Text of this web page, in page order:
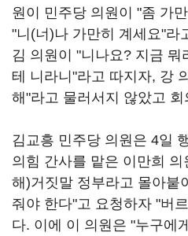
원이 민주당 의원이 "좀 가
"니(너)나 가만히 계세요"라
김 의원이 "니나요? 지금
테 니라니"라고 따지자, 강
해"라고 물러서지 않았고
김교흥 민주당 의원은 4일
의힘 간사를 맡은 이만희 의
해)거짓말 정부라고 몰아붙
줘야 한다"고 요청하자 "버
다. 이에 이 의원은 "누구에